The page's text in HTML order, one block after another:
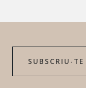
SUBSCRIU-